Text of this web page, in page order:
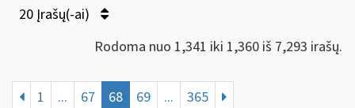
20 Įrašų(-ai)
Rodoma nuo 1,341 iki 1,360 iš 7,293 irašų.
1 ... 67 68 69 ... 365